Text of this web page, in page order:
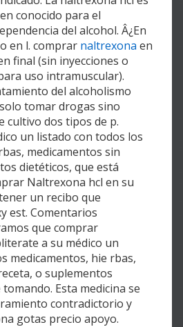
conocido para el
del alcohol. Â¿En
en l. comprar naltrexona en
final (sin inyecciones o
uso intramuscular).
del alcoholismo
tomar drogas sino
cultivo dos tipos de p.
un listado con todos los
medicamentos sin
dietéticos, que está
Naltrexona hcl en su
un recibo que
est. Comentarios
que comprar
a su médico un
medicamentos, hie rbas,
o suplementos
Esta medicina se
contradictorio y
gotas precio apoyo.